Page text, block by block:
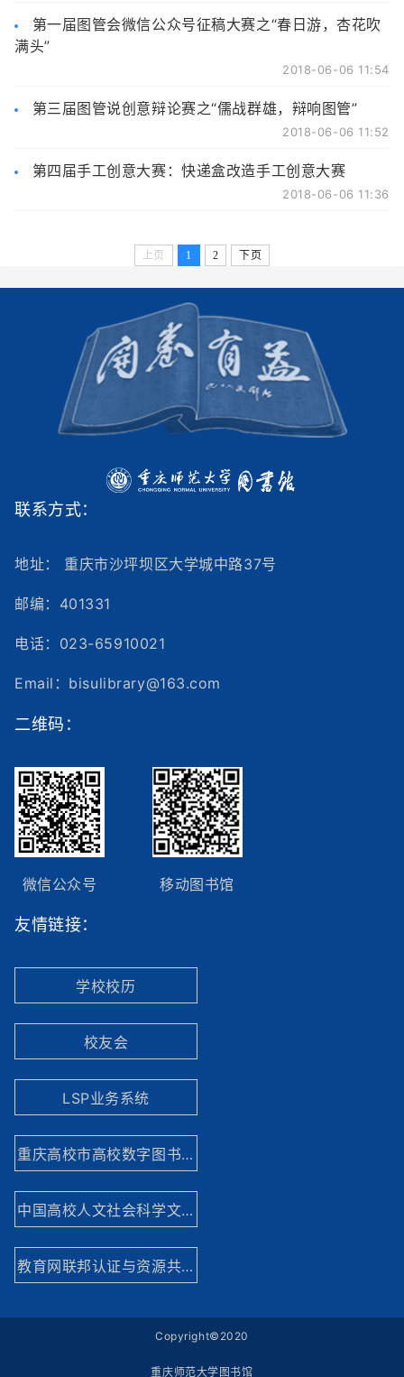
第一届图管会微信公众号征稿大赛之“春日游，杏花吹
满头”
2018-06-06 11:54
第三届图管说创意辩论赛之“儒战群雄，辩响图管”
2018-06-06 11:52
第四届手工创意大赛：快递盒改造手工创意大赛
2018-06-06 11:36
上页 1 2 下页
联系方式：
地址： 重庆市沙坪坝区大学城中路37号
邮编：401331
电话：023-65910021
Email：bisulibrary@163.com
二维码：
微信公众号 移动图书馆
友情链接：
学校校历
校友会
LSP业务系统
重庆高校市高校数字图书馆
中国高校人文社会科学文献中心
教育网联邦认证与资源共享基础设施网站
Copyright©2020
重庆师范大学图书馆